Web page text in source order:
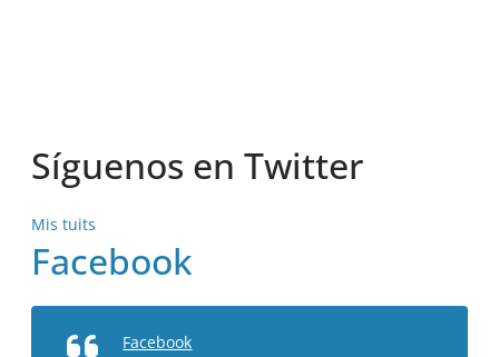
Síguenos en Twitter
Mis tuits
Facebook
Facebook